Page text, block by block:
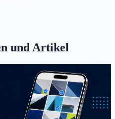
und Artikel